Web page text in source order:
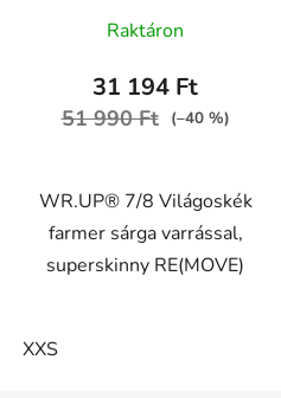
RE(MOVE)
WRUP4RC002ORG,
termék
átlagos
értékelése
5,0
csillag.
Raktáron
31 194 Ft
51 990 Ft (–40 %)
WR.UP® 7/8 Világoskék
farmer sárga varrással,
superskinny RE(MOVE)
XXS